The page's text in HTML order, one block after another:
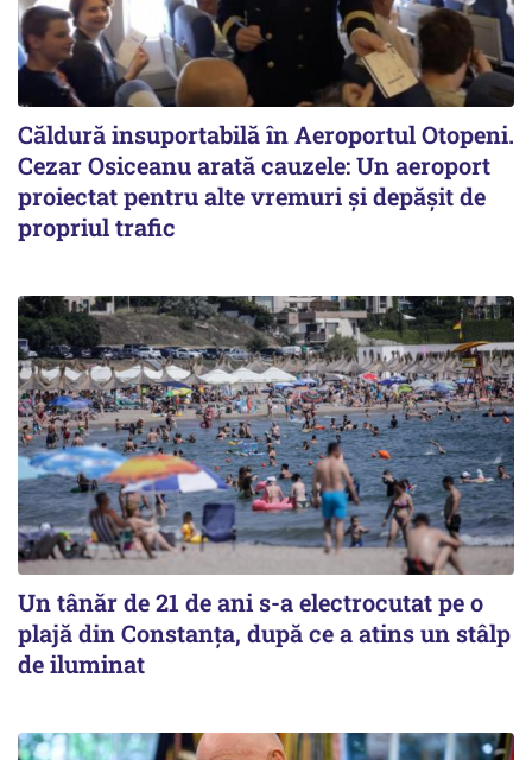
Căldură insuportabilă în Aeroportul Otopeni.
Cezar Osiceanu arată cauzele: Un aeroport
proiectat pentru alte vremuri și depășit de
propriul trafic
Un tânăr de 21 de ani s-a electrocutat pe o
plajă din Constanța, după ce a atins un stâlp
de iluminat